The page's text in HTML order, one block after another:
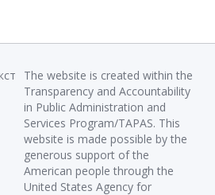
The website is created within the
Transparency and Accountability
in Public Administration and
Services Program/TAPAS. This
website is made possible by the
generous support of the
American people through the
United States Agency for